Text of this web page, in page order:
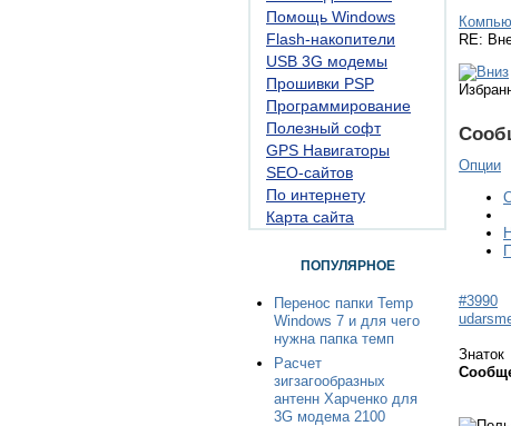
Помощь Windows
Flash-накопители
USB 3G модемы
Прошивки PSP
Программирование
Полезный софт
GPS Навигаторы
SEO-сайтов
По интернету
Карта сайта
ПОПУЛЯРНОЕ
Перенос папки Temp
Windows 7 и для чего
нужна папка темп
Расчет
зигзагообразных
антенн Харченко для
3G модема 2100
RE:
Опции
#3990
Знаток